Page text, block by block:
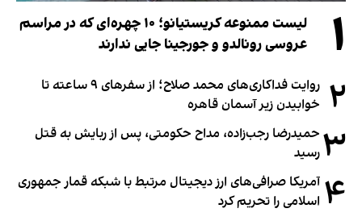
۱
لیست ممنوعه کریستیانو؛ ۱۰ چهره‌ای که در مراسم
عروسی رونالدو و جورجینا جایی ندارند
۲
روایت فداکاری‌های محمد صلاح؛ از سفرهای ۹ ساعته تا
خوابیدن زیر آسمان قاهره
۳ حمیدرضا رجب‌زاده، مداح حکومتی، پس از ربایش به قتل
رسید
۴ آمریکا صرافی‌های ارز دیجیتال مرتبط با شبکه قمار جمهوری
اسلامی را تحریم کرد